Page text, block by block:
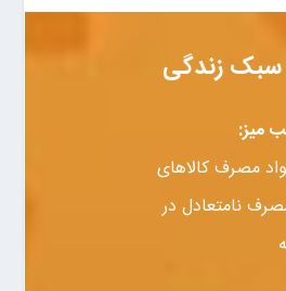
سبک زندگی
میز:
مصرف کالاهای
نامتعادل در